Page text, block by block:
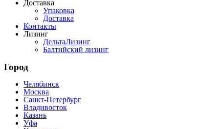
Доставка
Упаковка
Доставка
Контакты
Лизинг
ДельтаЛизинг
Балтийский лизинг
Город
Челябинск
Москва
Санкт-Петербург
Владивосток
Казань
Уфа